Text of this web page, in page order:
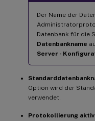
Der Name der
Datenbank für die
Datenbankname
Server -
Option wird der
verwendet.
Protokollierung